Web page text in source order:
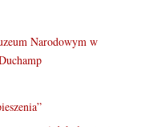
Narodowym w